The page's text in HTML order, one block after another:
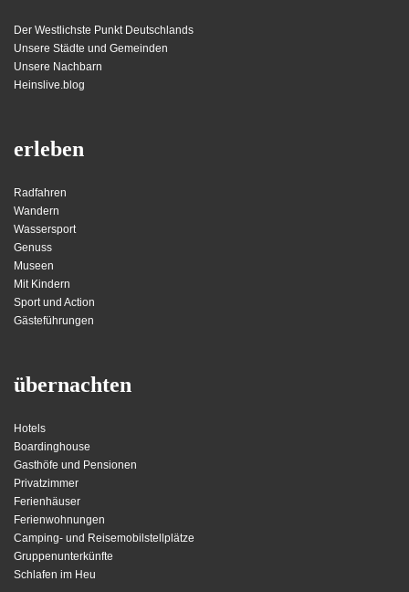
Der Westlichste Punkt Deutschlands
Unsere Städte und Gemeinden
Unsere Nachbarn
Heinslive.blog
erleben
Radfahren
Wandern
Wassersport
Genuss
Museen
Mit Kindern
Sport und Action
Gästeführungen
übernachten
Hotels
Boardinghouse
Gasthöfe und Pensionen
Privatzimmer
Ferienhäuser
Ferienwohnungen
Camping- und Reisemobilstellplätze
Gruppenunterkünfte
Schlafen im Heu